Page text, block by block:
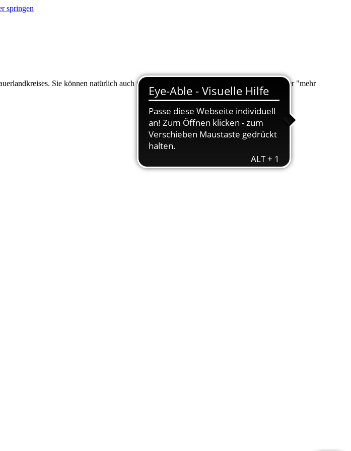
springen
Sie können natürlich auch über "Suche" nach Ihrem Anliegen suchen. Unter "mehr